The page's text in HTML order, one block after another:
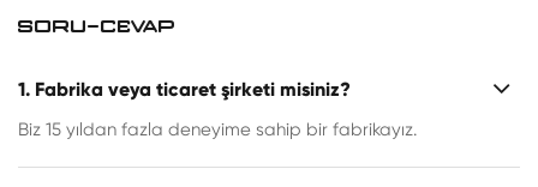
SORU-CEVAP
1. Fabrika veya ticaret şirketi misiniz?
Biz 15 yıldan fazla deneyime sahip bir fabrikayız.